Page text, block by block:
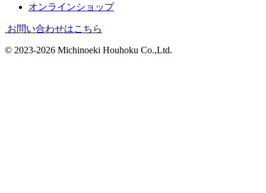
オンラインショップ
お問い合わせはこちら
© 2023-2026 Michinoeki Houhoku Co.,Ltd.